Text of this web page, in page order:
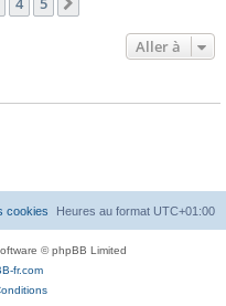
Aller à
Heures au format UTC+01:00
cookies
© phpBB Limited
fr.com